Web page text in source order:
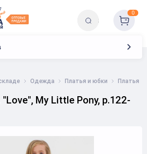
0
Одежда Платья и юбки Платья
My Little Pony, р.122-